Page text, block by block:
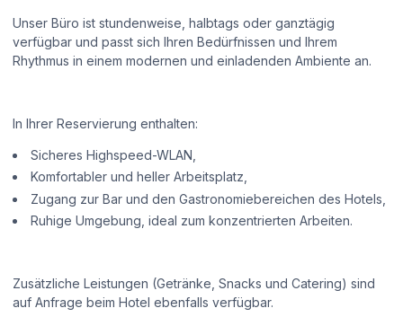
Unser Büro ist stundenweise, halbtags oder ganztägig
verfügbar und passt sich Ihren Bedürfnissen und Ihrem
Rhythmus in einem modernen und einladenden Ambiente an.
In Ihrer Reservierung enthalten:
Sicheres Highspeed-WLAN,
Komfortabler und heller Arbeitsplatz,
Zugang zur Bar und den Gastronomiebereichen des Hotels,
Ruhige Umgebung, ideal zum konzentrierten Arbeiten.
Zusätzliche Leistungen (Getränke, Snacks und Catering) sind
auf Anfrage beim Hotel ebenfalls verfügbar.